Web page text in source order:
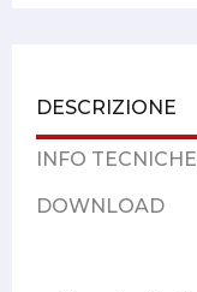
DESCRIZIONE
INFO TECNICHE
DOWNLOAD